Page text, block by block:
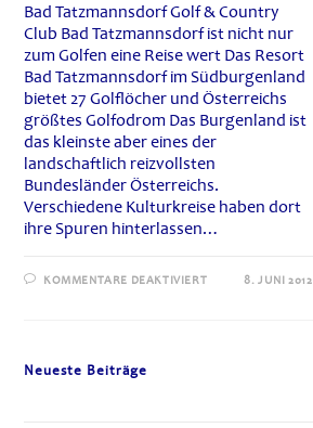
Bad Tatzmannsdorf Golf & Country
Club Bad Tatzmannsdorf ist nicht nur
zum Golfen eine Reise wert Das Resort
Bad Tatzmannsdorf im Südburgenland
bietet 27 Golflöcher und Österreichs
größtes Golfodrom Das Burgenland ist
das kleinste aber eines der
landschaftlich reizvollsten
Bundesländer Österreichs.
Verschiedene Kulturkreise haben dort
ihre Spuren hinterlassen…
KOMMENTARE DEAKTIVIERTFÜR 8. JUNI 2012
Neueste Beiträge